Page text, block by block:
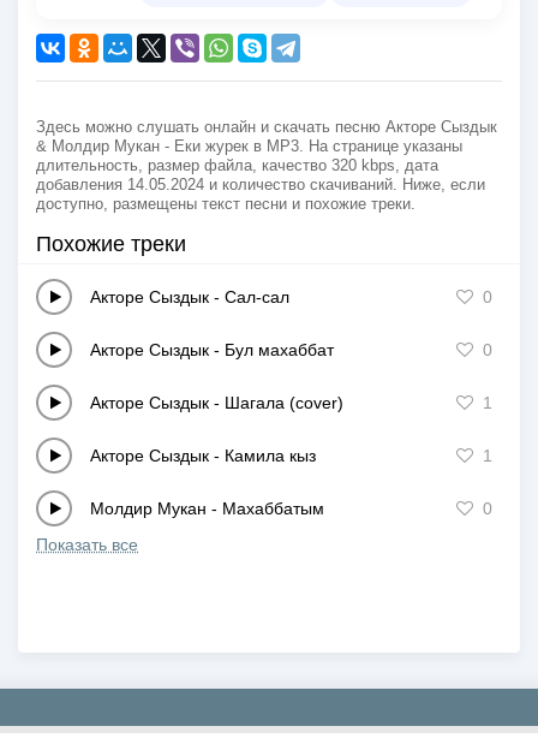
Здесь можно слушать онлайн и скачать песню Акторе Сыздык
& Молдир Мукан - Еки журек в MP3. На странице указаны
длительность, размер файла, качество 320 kbps, дата
добавления 14.05.2024 и количество скачиваний. Ниже, если
доступно, размещены текст песни и похожие треки.
Похожие треки
Акторе Сыздык - Сал-сал 0
Акторе Сыздык - Бул махаббат 0
Акторе Сыздык - Шагала (cover) 1
Акторе Сыздык - Камила кыз 1
Молдир Мукан - Махаббатым
0
Показать все
Copyright © 2019-2026 NEWMP3.KZ. Все права защищены.